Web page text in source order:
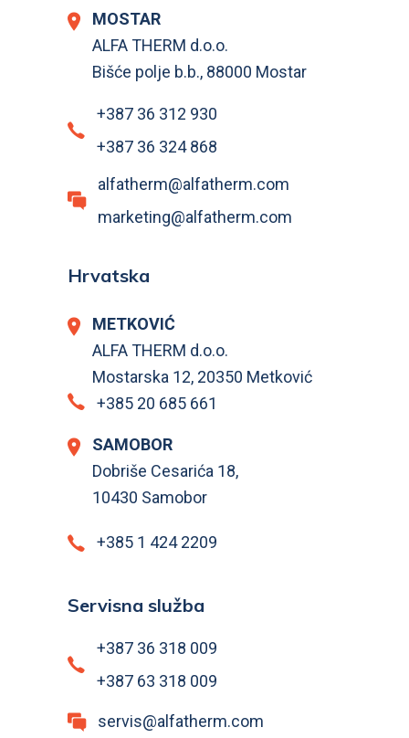
MOSTAR
ALFA THERM d.o.o.
Bišće polje b.b., 88000 Mostar
+387 36 312 930
+387 36 324 868
alfatherm@alfatherm.com
marketing@alfatherm.com
Hrvatska
METKOVIĆ
ALFA THERM d.o.o.
Mostarska 12, 20350 Metković
+385 20 685 661
SAMOBOR
Dobriše Cesarića 18,
10430 Samobor
+385 1 424 2209
Servisna služba
+387 36 318 009
+387 63 318 009
servis@alfatherm.com